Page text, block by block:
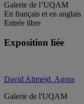
Galerie de l’UQAM
En français et en anglais
Entrée libre
Exposition liée
David Altmejd. Agora
Galerie de l'UQAM